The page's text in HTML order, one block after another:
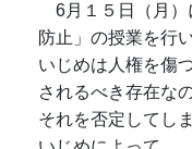
6月１５日（月）
防止」の授業を行
いじめは人権を傷
されるべき存在なの
それを否定してし